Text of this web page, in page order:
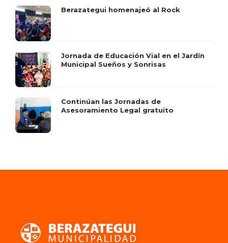
Berazategui homenajeó al Rock
Jornada de Educación Vial en el Jardín
Municipal Sueños y Sonrisas
Continúan las Jornadas de
Asesoramiento Legal gratuito